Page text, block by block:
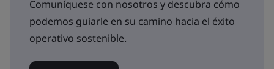
Comuníquese con nosotros y descubra cómo
podemos guiarle en su camino hacia el éxito
operativo sostenible.